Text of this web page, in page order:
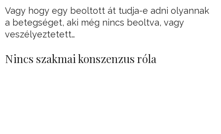
Vagy hogy egy beoltott át tudja-e adni olyannak
a betegséget, aki még nincs beoltva, vagy
veszélyeztetett…
Nincs szakmai konszenzus róla